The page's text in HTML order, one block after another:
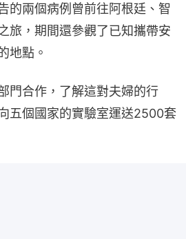
的兩個病例曾前往阿根廷、智
旅，期間還參觀了已知攜帶安
地點。
門合作，了解這對夫婦的行
五個國家的實驗室運送2500套